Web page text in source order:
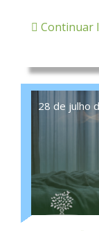
Continuar
28 de julho